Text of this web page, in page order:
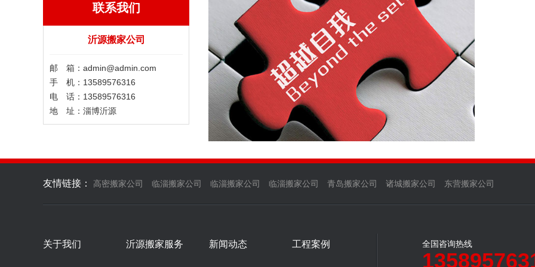
联系我们
沂源搬家公司
邮 箱：admin@admin.com
手 机：13589576316
电 话：13589576316
地 址：淄博沂源
友情链接： 高密搬家公司 临淄搬家公司 临淄搬家公司 临淄搬家公司 青岛搬家公司 诸城搬家公司 东营搬家公司
关于我们 沂源搬家服务 新闻动态 工程案例 全国咨询热线